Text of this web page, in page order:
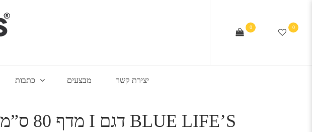
0 0
כתבות מבצעים יצירת קשר
מדף 80 ס”מ I דגם BLUE LIFE’S